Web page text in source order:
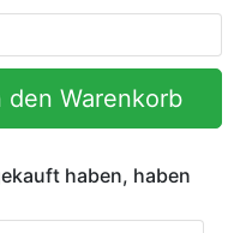
den Warenkorb
haben, haben